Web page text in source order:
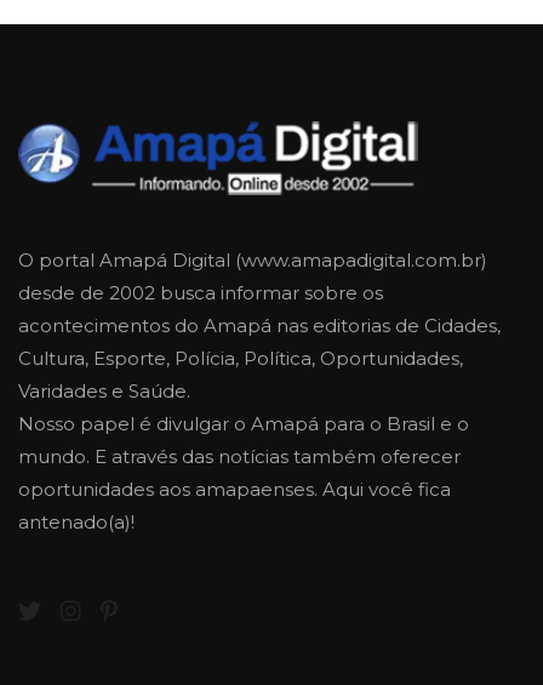
O portal Amapá Digital (www.amapadigital.com.br)
desde de 2002 busca informar sobre os
acontecimentos do Amapá nas editorias de Cidades,
Cultura, Esporte, Polícia, Política, Oportunidades,
Varidades e Saúde.
Nosso papel é divulgar o Amapá para o Brasil e o
mundo. E através das notícias também oferecer
oportunidades aos amapaenses. Aqui você fica
antenado(a)!